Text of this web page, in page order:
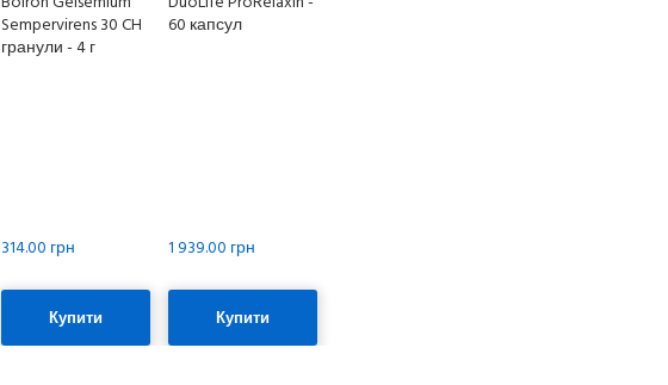
Sempervirens 30 CH
гранули - 4 г
314.00 грн
Купити
60 капсул
1 939.00 грн
Купити